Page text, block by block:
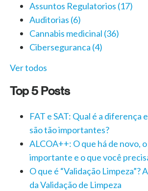
Assuntos Regulatorios (17)
Auditorias (6)
Cannabis medicinal (36)
Ciberseguranca (4)
Ver todos
Top 5 Posts
FAT e SAT: Qual é a diferença
são tão importantes?
ALCOA++: O que há de novo,
importante e o que você
O que é “Validação Limpeza”?
da Validação de Limpeza